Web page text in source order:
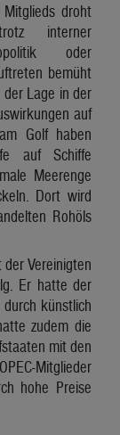
droht
interner
oder
bemüht
Lage in der
auf
Golf haben
auf Schiffe
Meerenge
Dort wird
Rohöls
Vereinigten
Er hatte der
künstlich
zudem die
mit den
Mitglieder
hohe Preise